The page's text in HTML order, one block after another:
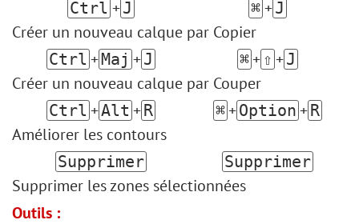
Ctrl +J ⌘ +J
Créer un nouveau calque par Copier
Ctrl +Maj +J ⌘+ ⇧ +J
Créer un nouveau calque par Couper
Ctrl +Alt +R ⌘+Option +R
Améliorer les contours
Supprimer Supprimer
Supprimer les zones sélectionnées
Outils :